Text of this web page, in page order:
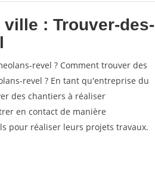
: Trouver-des-
revel ? Comment trouver des
revel ? En tant qu'entreprise du
des chantiers à réaliser
en contact de manière
pour réaliser leurs projets travaux.